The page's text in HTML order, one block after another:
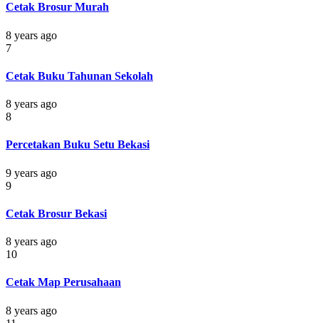
Cetak Brosur Murah
8 years ago
7
Cetak Buku Tahunan Sekolah
8 years ago
8
Percetakan Buku Setu Bekasi
9 years ago
9
Cetak Brosur Bekasi
8 years ago
10
Cetak Map Perusahaan
8 years ago